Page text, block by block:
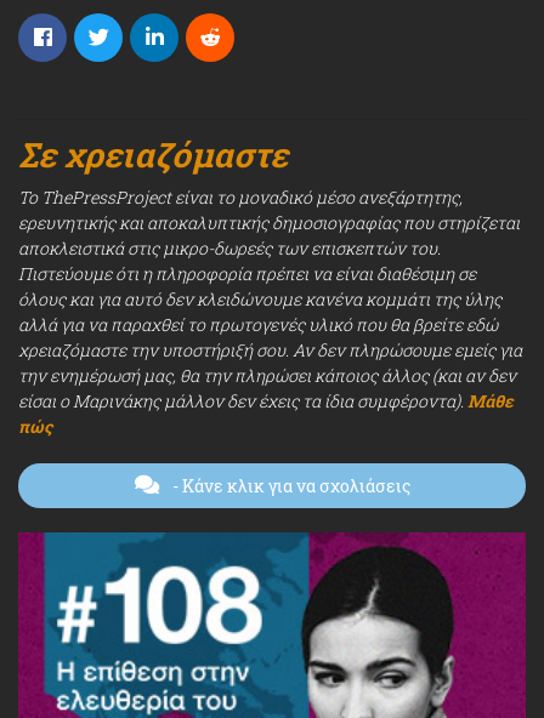
Σε χρειαζόμαστε
Το ThePressProject είναι το μοναδικό μέσο ανεξάρτητης,
ερευνητικής και αποκαλυπτικής δημοσιογραφίας που στηρίζεται
αποκλειστικά στις μικρο-δωρεές των επισκεπτών του.
Πιστεύουμε ότι η πληροφορία πρέπει να είναι διαθέσιμη σε
όλους και για αυτό δεν κλειδώνουμε κανένα κομμάτι της ύλης
αλλά για να παραχθεί το πρωτογενές υλικό που θα βρείτε εδώ
χρειαζόμαστε την υποστήριξή σου. Αν δεν πληρώσουμε εμείς για
την ενημέρωσή μας, θα την πληρώσει κάποιος άλλος (και αν δεν
είσαι ο Μαρινάκης μάλλον δεν έχεις τα ίδια συμφέροντα). Μάθε
πώς
- Κάνε κλικ για να σχολιάσεις